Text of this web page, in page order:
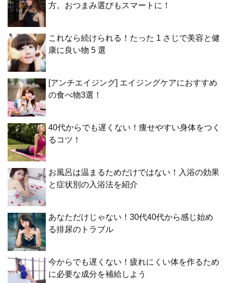
方。おつまみ選びもスマートに！
これなら続けられる！たった 1 さじで美容と健
康に良い物 5 選
[アンチエイジング] エイジングケアにおすすめ
の食べ物3選！
40代からでも遅くない！痩せやすい身体をつく
るコツ！
お風呂は温まるためだけではない！入浴の効果
と症状別の入浴法を紹介
あなただけじゃない！30代40代から感じ始め
る排尿のトラブル
今からでも遅くない！疲れにくい体を作るため
に必要な成分を補給しよう